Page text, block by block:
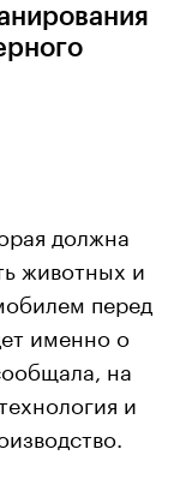
должна
животных и
перед
именно о
на
и